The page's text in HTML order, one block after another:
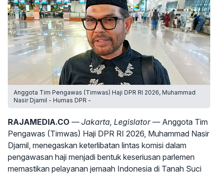
Anggota Tim Pengawas (Timwas) Haji DPR RI 2026, Muhammad
Nasir Djamil - Humas DPR -
RAJAMEDIA.CO — Jakarta, Legislator —Anggota Tim
Pengawas (Timwas) Haji DPR RI 2026, Muhammad Nasir
Djamil, menegaskan keterlibatan lintas komisi dalam
pengawasan haji menjadi bentuk keseriusan parlemen
memastikan pelayanan jemaah Indonesia di Tanah Suci